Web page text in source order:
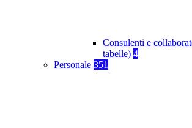
Consulenti e
tabelle) 4
Personale 351